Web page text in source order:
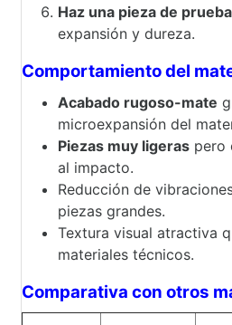
Haz una pieza de prueba
expansión y dureza.
Comportamiento del
Acabado rugoso-mate
microexpansión del
Piezas muy ligeras pero
al impacto.
Reducción de
piezas grandes.
Textura visual atractiva
materiales técnicos.
Comparativa con otros